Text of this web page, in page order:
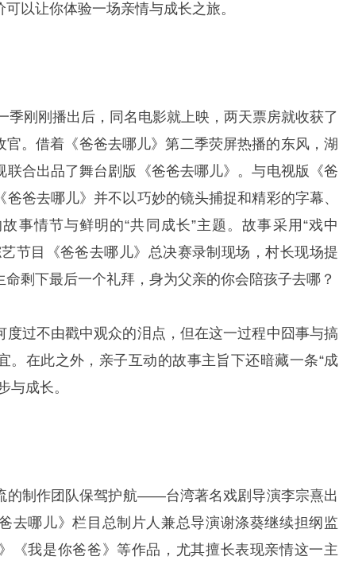
以让你体验一场亲情与成长之旅。
季刚刚播出后，同名电影就上映，两天票房就收获了
。借着《爸爸去哪儿》第二季荧屏热播的东风，湖
合出品了舞台剧版《爸爸去哪儿》。与电视版《爸
爸去哪儿》并不以巧妙的镜头捕捉和精彩的字幕、
事情节与鲜明的“共同成长”主题。故事采用“戏中
节目《爸爸去哪儿》总决赛录制现场，村长现场提
剩下最后一个礼拜，身为父亲的你会陪孩子去哪？
过不由戳中观众的泪点，但在这一过程中囧事与搞
。在此之外，亲子互动的故事主旨下还暗藏一条“成
与成长。
的制作团队保驾护航——台湾著名戏剧导演李宗熹出
去哪儿》栏目总制片人兼总导演谢涤葵继续担纲监
《我是你爸爸》等作品，尤其擅长表现亲情这一主